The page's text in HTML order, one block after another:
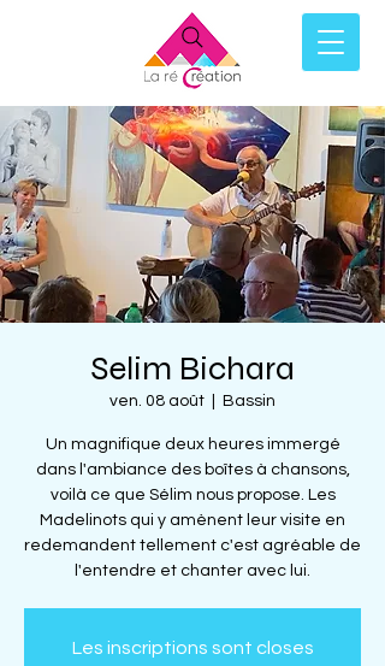
Selim Bichara
ven. 08 août Bassin
Un magnifique deux heures immergé
dans l'ambiance des boîtes à chansons,
voilà ce que Sélim nous propose. Les
Madelinots qui y amènent leur visite en
redemandent tellement c'est agréable de
l'entendre et chanter avec lui.
Les inscriptions sont closes